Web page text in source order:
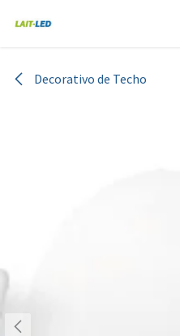
Decorativo de Techo